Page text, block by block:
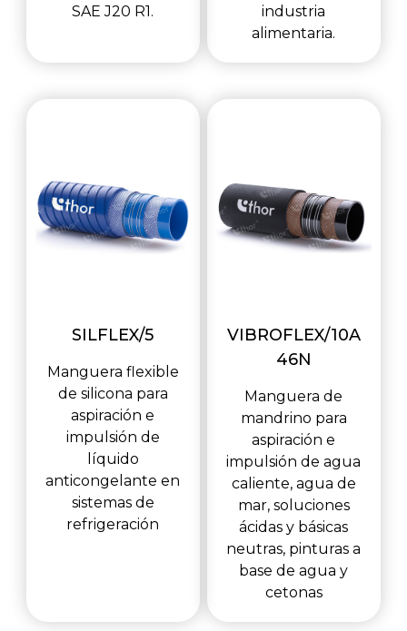
SAE J20 R1.
industria
alimentaria.
SILFLEX/5
Manguera flexible
de silicona para
aspiración e
impulsión de
líquido
anticongelante en
sistemas de
refrigeración
VIBROFLEX/10A
46N
Manguera de
mandrino para
aspiración e
impulsión de agua
caliente, agua de
mar, soluciones
ácidas y básicas
neutras, pinturas a
base de agua y
cetonas